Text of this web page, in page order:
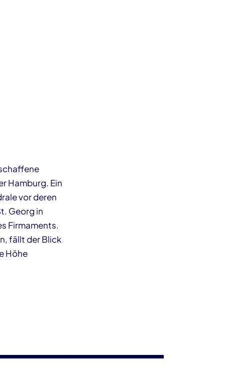
Hamburg. Ein
vor deren
Georg in
Firma­ments.
fällt der Blick
Höhe